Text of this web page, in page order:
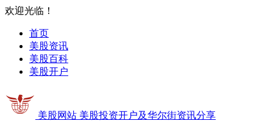
欢迎光临！
首页
美股资讯
美股百科
美股开户
美股网站 美股投资开户及华尔街资讯分享